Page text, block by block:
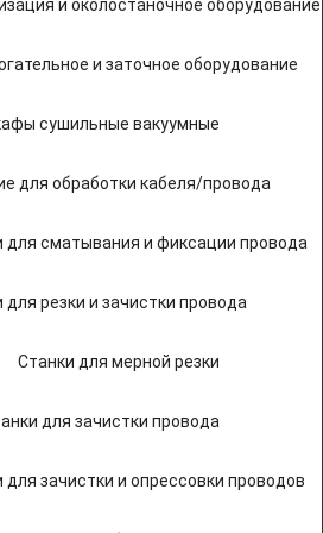
и околостаночное оборудование
и заточное оборудование
сушильные вакуумные
для обработки кабеля/провода
для сматывания и фиксации провода
для резки и зачистки провода
Станки для мерной резки
для зачистки провода
для зачистки и опрессовки проводов